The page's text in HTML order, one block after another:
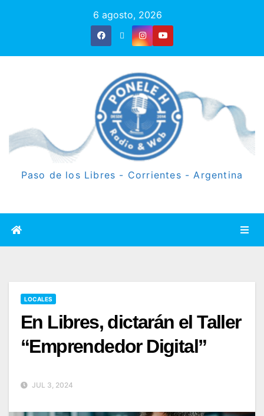
6 agosto, 2026
Paso de los Libres - Corrientes - Argentina
LOCALES
En Libres, dictarán el Taller
“Emprendedor Digital”
JUL 3, 2024